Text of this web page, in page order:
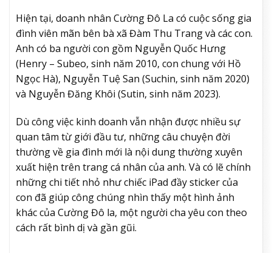
Hiện tại, doanh nhân Cường Đô La có cuộc sống gia
đình viên mãn bên bà xã Đàm Thu Trang và các con.
Anh có ba người con gồm Nguyễn Quốc Hưng
(Henry – Subeo, sinh năm 2010, con chung với Hồ
Ngọc Hà), Nguyễn Tuệ San (Suchin, sinh năm 2020)
và Nguyễn Đăng Khôi (Sutin, sinh năm 2023).
Dù công việc kinh doanh vẫn nhận được nhiều sự
quan tâm từ giới đầu tư, những câu chuyện đời
thường về gia đình mới là nội dung thường xuyên
xuất hiện trên trang cá nhân của anh. Và có lẽ chính
những chi tiết nhỏ như chiếc iPad đầy sticker của
con đã giúp công chúng nhìn thấy một hình ảnh
khác của Cường Đô la, một người cha yêu con theo
cách rất bình dị và gần gũi.